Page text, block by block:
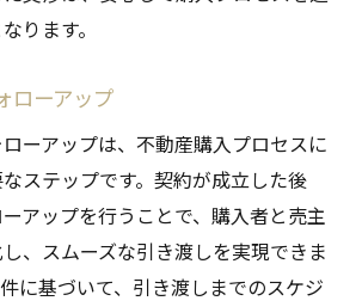
ります。
ローアップ
ーアップは、不動産購入プロセスに
ステップです。契約が成立した後
アップを行うことで、購入者と売主
、スムーズな引き渡しを実現できま
に基づいて、引き渡しまでのスケジ